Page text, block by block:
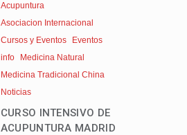
Acupuntura
Asociacion Internacional
Cursos y Eventos
Eventos
info
Medicina Natural
Medicina Tradicional China
Noticias
CURSO INTENSIVO DE
ACUPUNTURA MADRID